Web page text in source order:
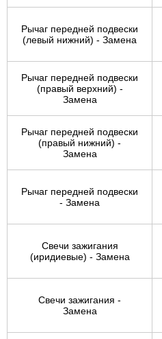
Рычаг передней подвески
(левый нижний) - Замена
Рычаг передней подвески
(правый верхний) -
Замена
Рычаг передней подвески
(правый нижний) -
Замена
Рычаг передней подвески
- Замена
Свечи зажигания
(иридиевые) - Замена
Свечи зажигания -
Замена